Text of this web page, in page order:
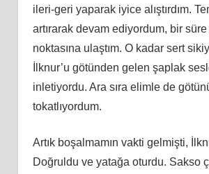
ileri-geri yaparak iyice alıştırdım.
artırarak devam ediyordum, bir
noktasına ulaştım. O kadar sert
İlknur’u götünden gelen şaplak
inletiyordu. Ara sıra elimle de
tokatlıyordum.
Artık boşalmamın vakti gelmişti,
Doğruldu ve yatağa oturdu. Sakso